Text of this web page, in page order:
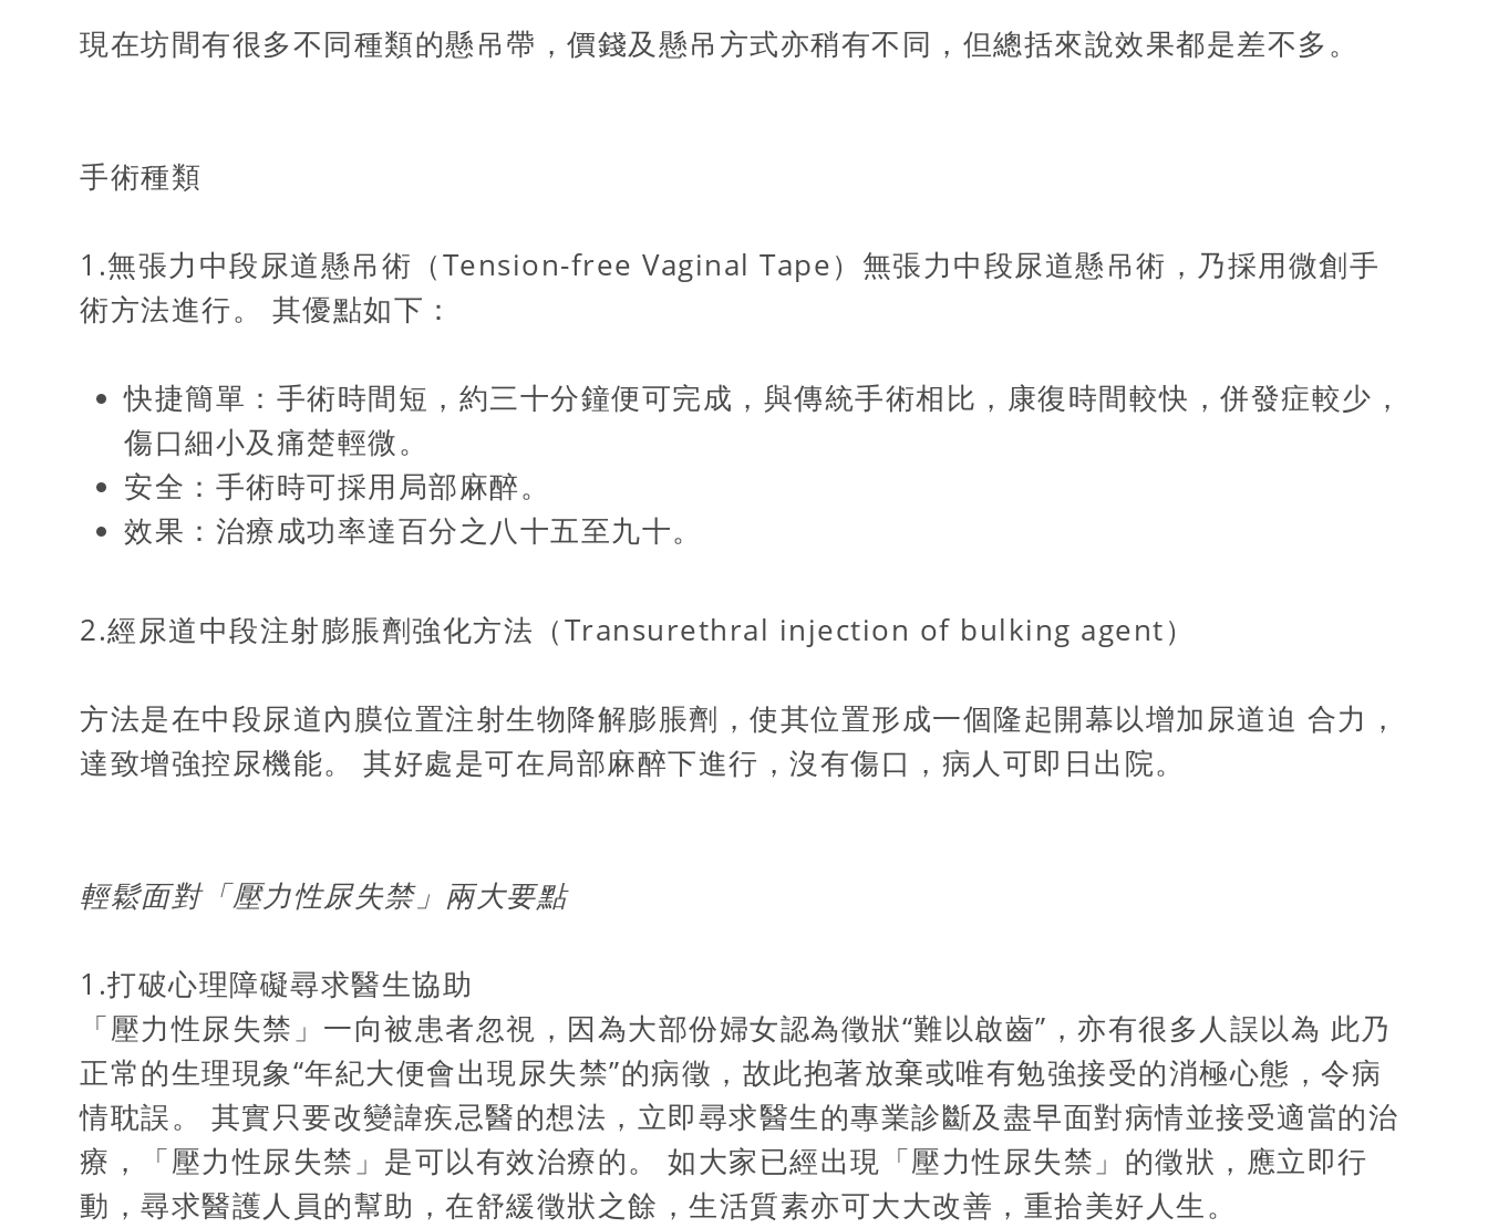
現在坊間有很多不同種類的懸吊帶，價錢及懸吊方式亦稍有不同，但總括來說效果都是差不多。
手術種類
1.無張力中段尿道懸吊術（Tension-free Vaginal Tape）無張力中段尿道懸吊術，乃採用微創手
術方法進行。 其優點如下：
快捷簡單：手術時間短，約三十分鐘便可完成，與傳統手術相比，康復時間較快，併發症較少，
傷口細小及痛楚輕微。
安全：手術時可採用局部麻醉。
效果：治療成功率達百分之八十五至九十。
2.經尿道中段注射膨脹劑強化方法（Transurethral injection of bulking agent）
方法是在中段尿道內膜位置注射生物降解膨脹劑，使其位置形成一個隆起開幕以增加尿道迫 合力，
達致增強控尿機能。 其好處是可在局部麻醉下進行，沒有傷口，病人可即日出院。
輕鬆面對「壓力性尿失禁」兩大要點
1.打破心理障礙尋求醫生協助
「壓力性尿失禁」一向被患者忽視，因為大部份婦女認為徵狀“難以啟齒”，亦有很多人誤以為 此乃
正常的生理現象“年紀大便會出現尿失禁”的病徵，故此抱著放棄或唯有勉強接受的消極心態，令病
情耽誤。 其實只要改變諱疾忌醫的想法，立即尋求醫生的專業診斷及盡早面對病情並接受適當的治
療，「壓力性尿失禁」是可以有效治療的。 如大家已經出現「壓力性尿失禁」的徵狀，應立即行
動，尋求醫護人員的幫助，在舒緩徵狀之餘，生活質素亦可大大改善，重拾美好人生。